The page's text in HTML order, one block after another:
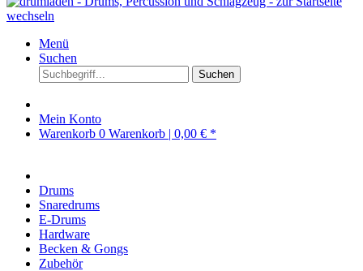
Menü
Suchen
Suchen
Mein Konto
Warenkorb 0 Warenkorb | 0,00 € *
Drums
Snaredrums
E-Drums
Hardware
Becken & Gongs
Zubehör